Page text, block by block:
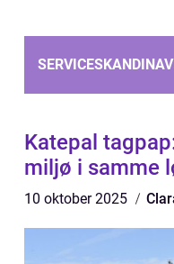
Katepal
miljø i samme
10 oktober 2025